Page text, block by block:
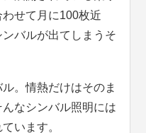
せて月に100枚近
バルが出てしまうそ
。情熱だけはそのま
なシンバル照明には
います。